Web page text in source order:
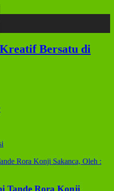
Bersatu di
Tande Rora Konji